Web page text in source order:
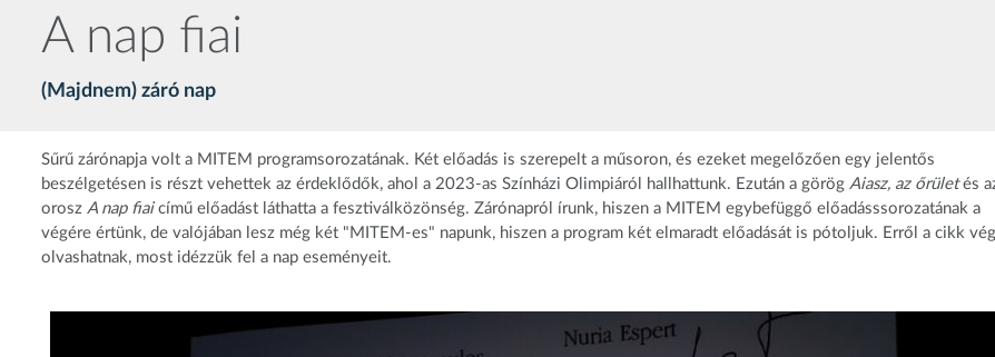
A nap fiai
(Majdnem) záró nap
Sűrű zárónapja volt a MITEM programsorozatának. Két előadás is szerepelt a műsoron, és ezeket megelőzően egy jelentős
beszélgetésen is részt vehettek az érdeklődők, ahol a 2023-as Színházi Olimpiáról hallhattunk. Ezután a görög Aiasz, az őrületés
orosz A nap fiaicímű előadást láthatta a fesztiválközönség. Zárónapról írunk, hiszen a MITEM egybefüggő előadásssorozatának a
végére értünk, de valójában lesz még két "MITEM-es" napunk, hiszen a program két elmaradt előadását is pótoljuk. Erről a cikk
olvashatnak, most idézzük fel a nap eseményeit.